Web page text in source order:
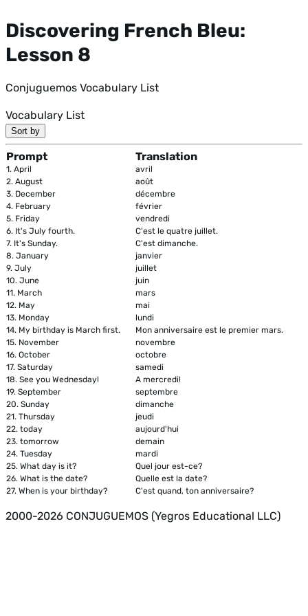
Discovering French Bleu:
Lesson 8
Conjuguemos Vocabulary List
Vocabulary List
Sort by
Prompt Translation
1. April
avril
2. August
août
3. December
décembre
4. February
février
5. Friday
vendredi
6. It's July fourth.
C'est le quatre juillet.
7. It's Sunday.
C'est dimanche.
8. January
janvier
9. July
juillet
10. June
juin
11. March
mars
12. May
mai
13. Monday
lundi
14. My birthday is March first.
Mon anniversaire est le premier mars.
15. November
novembre
16. October
octobre
17. Saturday
samedi
18. See you Wednesday!
A mercredi!
19. September
septembre
20. Sunday
dimanche
21. Thursday
jeudi
22. today
aujourd'hui
23. tomorrow
demain
24. Tuesday
mardi
25. What day is it?
Quel jour est-ce?
26. What is the date?
Quelle est la date?
27. When is your birthday? C'est quand, ton anniversaire?
2000-2026 CONJUGUEMOS (Yegros Educational LLC)